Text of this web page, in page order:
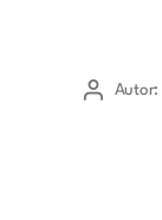
AutorAutor: